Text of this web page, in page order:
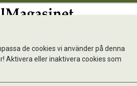
250 gr
de cookies vi använder på denna
Aktivera eller inaktivera cookies som